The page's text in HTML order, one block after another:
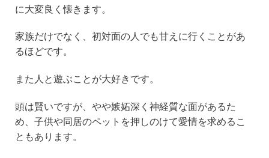
に大変良く懐きます。
家族だけでなく、初対面の人でも甘えに行くことがあ
るほどです。
また人と遊ぶことが大好きです。
頭は賢いですが、やや嫉妬深く神経質な面があるた
め、子供や同居のペットを押しのけて愛情を求めるこ
ともあります。